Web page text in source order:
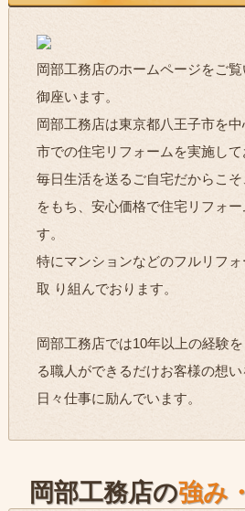
岡部工務店のホームページをご
御座います。
岡部工務店は東京都八王子市を
市での住宅リフォームを実施し
毎日生活を送るご自宅だからこ
をもち、安心価格で住宅リフォ
す。
特にマンションなどのフルリフ
取 り組んでおります。
岡部工務店では10年以上の経験
る職人ができるだけお客様の想い
日々仕事に励んでいます。
岡部工務店の強み